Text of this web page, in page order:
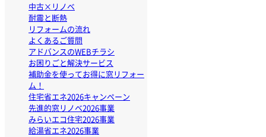
中古×リノベ
耐震と断熱
リフォームの流れ
よくあるご質問
アドバンスのWEBチラシ
お困りごと解決サービス
補助金を使ってお得に窓リフォー
ム！
住宅省エネ2026キャンペーン
先進的窓リノベ2026事業
みらいエコ住宅2026事業
給湯省エネ2026事業